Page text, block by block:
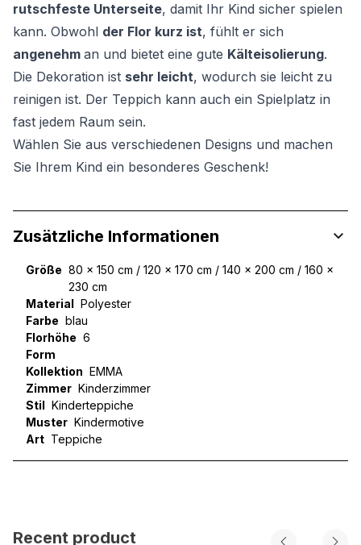
rutschfeste Unterseite, damit Ihr Kind sicher spielen
kann. Obwohl der Flor kurz ist, fühlt er sich
angenehm an und bietet eine gute Kälteisolierung.
Die Dekoration ist sehr leicht, wodurch sie leicht zu
reinigen ist. Der Teppich kann auch ein Spielplatz in
fast jedem Raum sein.
Wählen Sie aus verschiedenen Designs und machen
Sie Ihrem Kind ein besonderes Geschenk!
Zusätzliche Informationen
Größe 80 x 150 cm / 120 x 170 cm / 140 x 200 cm / 160 x
230 cm
Material Polyester
Farbe blau
Florhöhe 6
Form
Kollektion EMMA
Zimmer Kinderzimmer
Stil Kinderteppiche
Muster Kindermotive
Art Teppiche
Recent product